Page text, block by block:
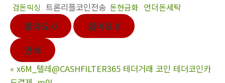
검돈믹싱 트론리플코인전송 돈현금화 언더돈세탁
좋아요 0 싫어요 0
인쇄
« x6M_텔레@CASHFILTER365 테더거래 코인 테더코인카